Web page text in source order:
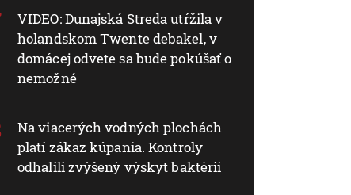
VIDEO: Dunajská Streda utŕžila v
holandskom Twente debakel, v
domácej odvete sa bude pokúšať o
nemožné
Na viacerých vodných plochách
platí zákaz kúpania. Kontroly
odhalili zvýšený výskyt baktérií